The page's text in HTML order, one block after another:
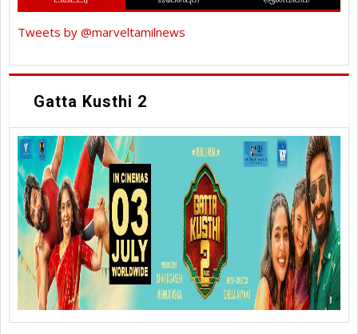
Tweets by @marveltamilnews
Gatta Kusthi 2